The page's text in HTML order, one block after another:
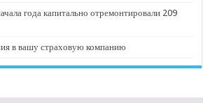
года капитально отремонтировали 209
в вашу страховую компанию